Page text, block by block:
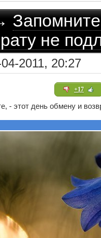
не
2011, 20:27
+17
- этот день обмену и